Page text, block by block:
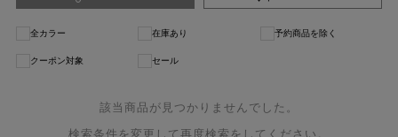
全カラー 在庫あり 予約商品を除く
クーポン対象 セール
該当商品が見つかりませんでした。
検索条件を変更して再度検索をしてください。